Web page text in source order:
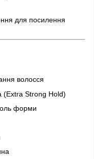
для посилення
волосся
(Extra Strong Hold)
форми